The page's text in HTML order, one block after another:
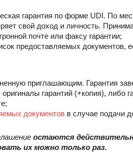
гарантия по форме UDI. По
свой доход и личность.
почте или факсу гарантии;
предоставляемых документов,
приглашающим. Гарантия
гарантий (+копия), либо
документов в случае подачи
остаются
их можно только раз.